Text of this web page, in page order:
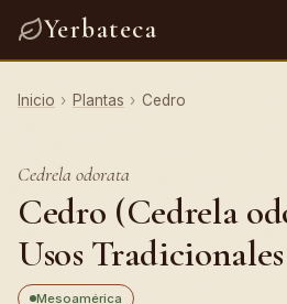
Yerbateca
Inicio › Plantas › Cedro
Cedrela odorata
Cedro (Cedrela
Usos
Mesoamérica